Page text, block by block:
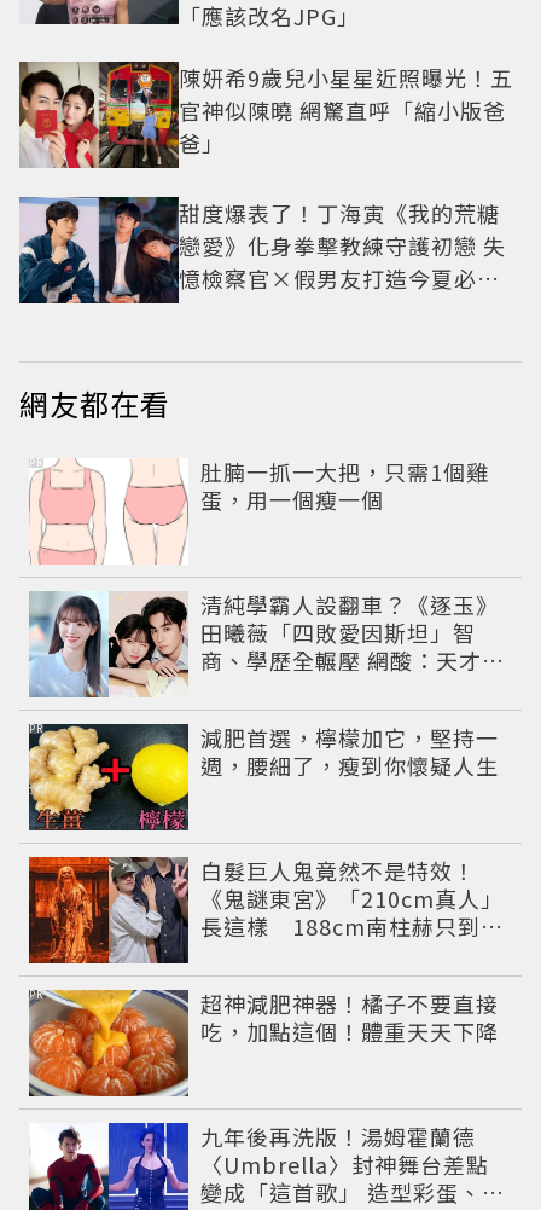
「應該改名JPG」
陳妍希9歲兒小星星近照曝光！五
官神似陳曉 網驚直呼「縮小版爸
爸」
甜度爆表了！丁海寅《我的荒糖
戀愛》化身拳擊教練守護初戀 失
憶檢察官×假男友打造今夏必看
網友都在看
肚腩一抓一大把，只需1個雞
蛋，用一個瘦一個
PR
清純學霸人設翻車？《逐玉》
田曦薇「四敗愛因斯坦」智
商、學歷全輾壓 網酸：天才全
減肥首選，檸檬加它，堅持一
週，腰細了，瘦到你懷疑人生
PR
白髮巨人鬼竟然不是特效！
《鬼謎東宮》「210cm真人」
長這樣 188cm南柱赫只到他
超神減肥神器！橘子不要直接
吃，加點這個！體重天天下降
PR
九年後再洗版！湯姆霍蘭德
〈Umbrella〉封神舞台差點
變成「這首歌」 造型彩蛋、暖